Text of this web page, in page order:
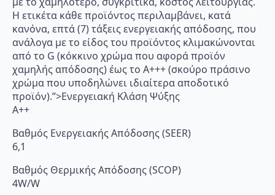
Η ετικέτα κάθε προϊόντος περιλαμβάνει, κατά
κανόνα, επτά (7) τάξεις ενεργειακής απόδοσης, που
ανάλογα με το είδος του προϊόντος κλιμακώνονται
από το G (κόκκινο χρώμα που αφορά προϊόν
χαμηλής απόδοσης) έως το Α+++ (σκούρο πράσινο
χρώμα που υποδηλώνει ιδιαίτερα αποδοτικό
προϊόν).”>Ενεργειακή Κλάση Ψύξης
A++
Βαθμός Ενεργειακής Απόδοσης (SEER)
6,1
Βαθμός Θερμικής Απόδοσης (SCOP)
4W/W